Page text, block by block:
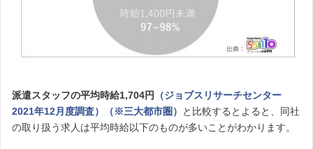
派遣スタッフの平均時給1,704円
（ジョブスリサーチセンター
2021年12月度調査）（※三大都市圏）
と比較するとよると、同社
の取り扱う求人は平均時給以下のものが多いことがわかります。